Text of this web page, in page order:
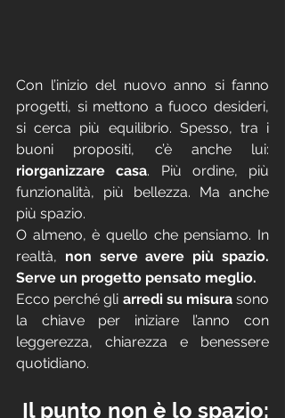
Con l’inizio del nuovo anno si fanno
progetti, si mettono a fuoco desideri,
si cerca più equilibrio. Spesso, tra i
riorganizzare casa. Più ordine, più
funzionalità, più bellezza. Ma anche
più spazio.
O almeno, è quello che pensiamo. In
realtà, non serve avere più spazio.
Serve un progetto pensato meglio.
Ecco perché gli arredi su misura sono
la chiave per iniziare l’anno con
leggerezza, chiarezza e benessere
quotidiano.
Il punto non è lo spazio: